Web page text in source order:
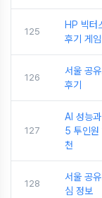
125
HP 빅
후기 게
126
서울 공
후기
127
AI 성능
5 투인
천
128
서울 공
심 정보